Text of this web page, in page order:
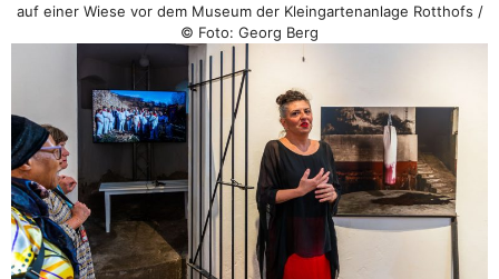
auf einer Wiese vor dem Museum der Kleingartenanlage Rotthofs /
© Foto: Georg Berg